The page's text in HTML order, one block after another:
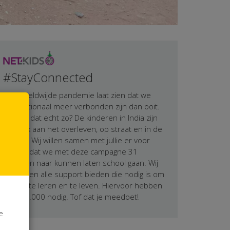
#StayConnected
De wereldwijde pandemie laat zien dat we
internationaal meer verbonden zijn dan ooit.
Maar is dat echt zo? De kinderen in India zijn
letterlijk aan het overleven, op straat en in de
fabriek. Wij willen samen met jullie er voor
zorgen dat we met deze campagne 31
kinderen naar kunnen laten school gaan. Wij
willen hen alle support bieden die nodig is om
verder te leren en te leven. Hiervoor hebben
we €10.000 nodig. Tof dat je meedoet!